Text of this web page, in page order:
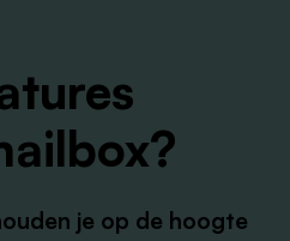
touch with our recruiter
je op de hoogte